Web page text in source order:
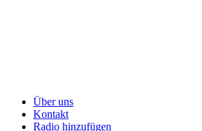
Über uns
Kontakt
Radio hinzufügen